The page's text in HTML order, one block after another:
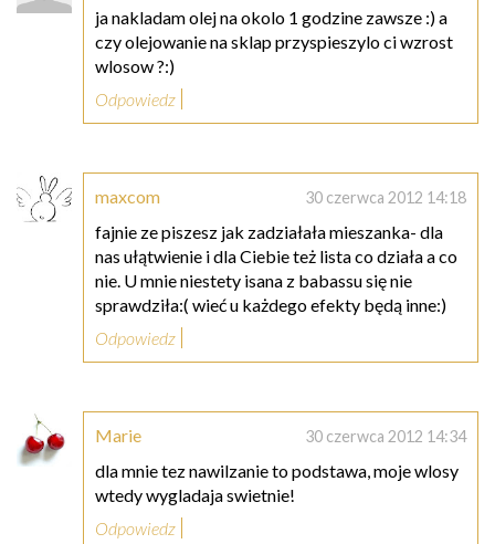
ja nakladam olej na okolo 1 godzine zawsze :) a
czy olejowanie na sklap przyspieszylo ci wzrost
wlosow ?:)
Odpowiedz
maxcom 30 czerwca 2012 14:18
fajnie ze piszesz jak zadziałała mieszanka- dla
nas ułątwienie i dla Ciebie też lista co działa a co
nie. U mnie niestety isana z babassu się nie
sprawdziła:( wieć u każdego efekty będą inne:)
Odpowiedz
Marie 30 czerwca 2012 14:34
dla mnie tez nawilzanie to podstawa, moje wlosy
wtedy wygladaja swietnie!
Odpowiedz